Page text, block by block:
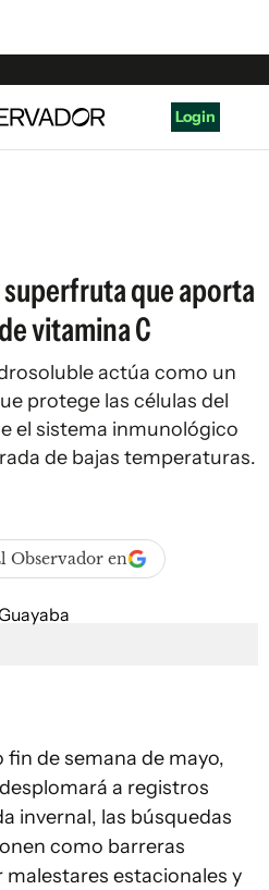
Login
superfruta que aporta
vitamina C
actúa como un
protege las células del
el sistema inmunológico
de bajas temperaturas.
Observador en
fin de semana de mayo,
a registros
invernal, las búsquedas
como barreras
estacionales y